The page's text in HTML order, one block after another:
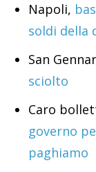
Napoli,
soldi della
San
sciolto
Caro
governo
paghiamo